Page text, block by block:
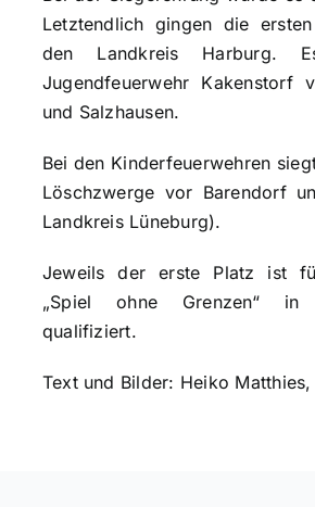
Letztendlich gingen die
den Landkreis Harburg.
Jugendfeuerwehr Kakenstorf
und Salzhausen.
Bei den Kinderfeuerwehren
Löschzwerge vor Barendorf
Landkreis Lüneburg).
Jeweils der erste Platz ist
„Spiel ohne Grenzen“
qualifiziert.
Text und Bilder: Heiko